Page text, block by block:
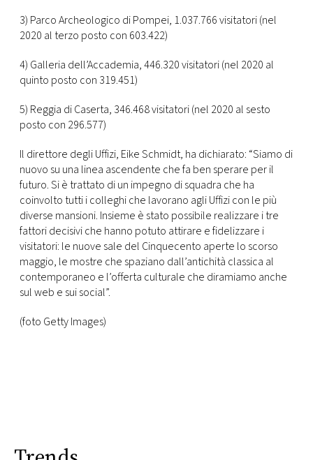
3) Parco Archeologico di Pompei, 1.037.766 visitatori (nel
2020 al terzo posto con 603.422)
4) Galleria dell’Accademia, 446.320 visitatori (nel 2020 al
quinto posto con 319.451)
5) Reggia di Caserta, 346.468 visitatori (nel 2020 al sesto
posto con 296.577)
Il direttore degli Uffizi, Eike Schmidt, ha dichiarato: “Siamo di
nuovo su una linea ascendente che fa ben sperare per il
futuro. Si è trattato di un impegno di squadra che ha
coinvolto tutti i colleghi che lavorano agli Uffizi con le più
diverse mansioni. Insieme è stato possibile realizzare i tre
fattori decisivi che hanno potuto attirare e fidelizzare i
visitatori: le nuove sale del Cinquecento aperte lo scorso
maggio, le mostre che spaziano dall’antichità classica al
contemporaneo e l’offerta culturale che diramiamo anche
sul web e sui social”.
(foto Getty Images)